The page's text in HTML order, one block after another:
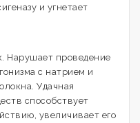
и угнетает
Нарушает проведение
с натрием и
Удачная
способствует
увеличивает его